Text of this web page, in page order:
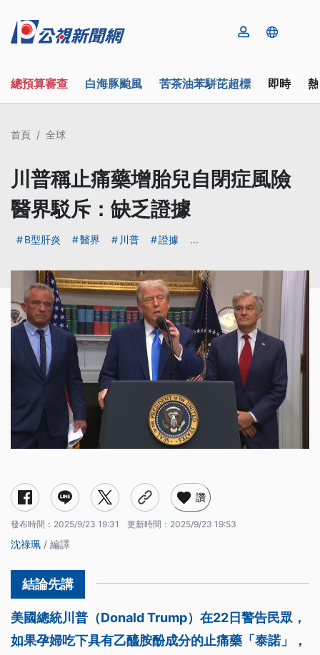
總預算審查 白海豚颱風 苦茶油苯駢芘超標 即時
首頁 全球
川普稱止痛藥增胎兒自閉症風險
醫界駁斥：缺乏證據
B型肝炎 醫界 川普 證據 ...
讚
發布時間： 2025/9/23 19:31 更新時間： 2025/9/23 19:53
沈祿珮 / 編譯
美國總統川普（Donald Trump）在22日警告民眾，
如果孕婦吃下具有乙醯胺酚成分的止痛藥「泰諾」，